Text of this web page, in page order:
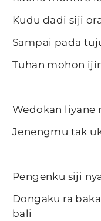
Kudu dadi siji
Sampai pada
Tuhan mohon
Wedokan liyane
Jenengmu tak
Pengenku siji
Dongaku ra
bali